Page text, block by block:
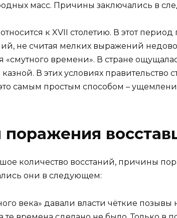
масс. Причины заключались в
к XVII столетию. В этот
не считая мелких выражений
«смутного времени». В стране
В этих условиях правительство
самым простым способом –
количество восстаний, причины
они в следующем:
века» давали власти чёткие позывы